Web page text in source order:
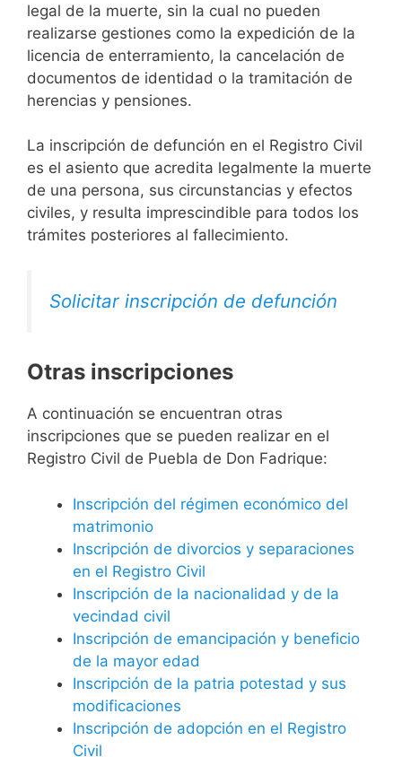
legal de la muerte, sin la cual no pueden
realizarse gestiones como la expedición de la
licencia de enterramiento, la cancelación de
documentos de identidad o la tramitación de
herencias y pensiones.
La inscripción de defunción en el Registro Civil
es el asiento que acredita legalmente la muerte
de una persona, sus circunstancias y efectos
civiles, y resulta imprescindible para todos los
trámites posteriores al fallecimiento.
Solicitar inscripción de defunción
Otras inscripciones
A continuación se encuentran otras
inscripciones que se pueden realizar en el
Registro Civil de Puebla de Don Fadrique:
Inscripción del régimen económico del
matrimonio
Inscripción de divorcios y separaciones
en el Registro Civil
Inscripción de la nacionalidad y de la
vecindad civil
Inscripción de emancipación y beneficio
de la mayor edad
Inscripción de la patria potestad y sus
modificaciones
Inscripción de adopción en el Registro
Civil